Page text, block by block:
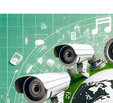
Контакты
Системы
Системы
Счетчики